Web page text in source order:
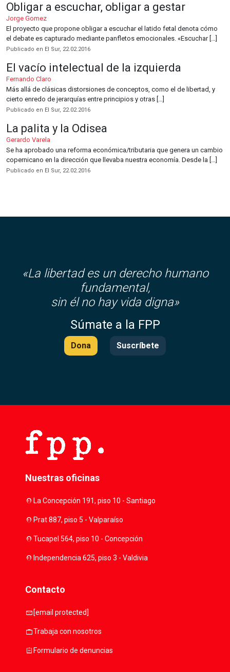
Obligar a escuchar, obligar a gestar
Jorge Gomez
El proyecto que propone obligar a escuchar el latido fetal denota cómo
el debate es capturado mediante panfletos emocionales. «Escuchar […]
Publicado en El Sur, 22.02.2016
El vacío intelectual de la izquierda
Fernando Claro
Más allá de clásicas distorsiones de conceptos, como el de libertad, y
cierto enredo de jerarquías entre principios y otras […]
Publicado en El Sur, 22.02.2016
La palita y la Odisea
Gerardo Varela
Se ha aprobado una reforma económica/tributaria que genera un cambio
copernicano en la dirección que llevaba nuestra economía. Desde la […]
Publicado en El Sur, 22.02.2016
«La libertad es un derecho humano
fundamental,
sin él no hay vida digna»
Súmate a la FPP
Dona Suscríbete
Nuestras oficinas
location_onLa Concepción 191, piso 10 - Santiago
location_onPrat 887, piso 5 - Valparaíso
location_onTucapel 564, piso 10 - Concepción
location_onIndependencia 625, piso 3 - Valdivia
Contacto
mail [email protected]
workTrabaja con nosotros
assignmentFormulario de denuncias